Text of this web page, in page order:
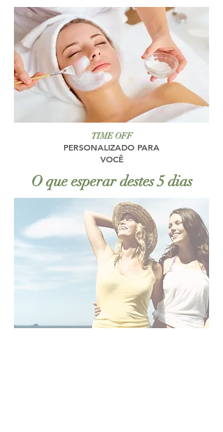
O que esperar destes 5 dias
TIME OFF
PERSONALIZADO PARA
VOCÊ